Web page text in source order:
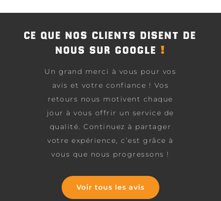
CE QUE NOS CLIENTS DISENT DE
NOUS SUR GOOGLE !
Un grand merci à vous pour vos
avis et votre confiance ! Vos
retours nous motivent chaque
jour à vous offrir un service de
qualité. Continuez à partager
votre expérience, c’est grâce à
vous que nous progressons !
Voir tous les avis